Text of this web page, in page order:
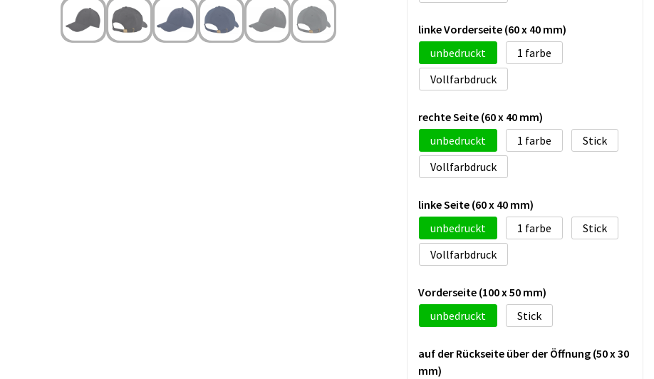
linke Vorderseite (60 x 40 mm)
unbedruckt
1
Vollfarbdruck
rechte Seite (60 x 40 mm)
unbedruckt
1
Stick
Vollfarbdruck
linke Seite (60 x 40 mm)
unbedruckt
1
Stick
Vollfarbdruck
Vorderseite (100 x 50 mm)
unbedruckt
Stick
auf der Rückseite über der Öffnung (50 x 30
mm)